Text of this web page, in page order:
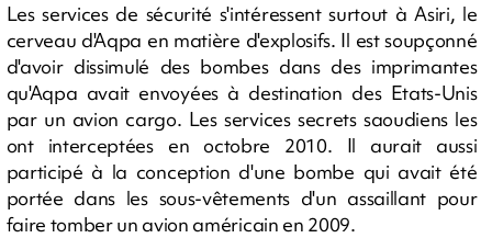
Les services de sécurité s'intéressent surtout à Asiri, le
cerveau d'Aqpa en matière d'explosifs. Il est soupçonné
d'avoir dissimulé des bombes dans des imprimantes
qu'Aqpa avait envoyées à destination des Etats-Unis
par un avion cargo. Les services secrets saoudiens les
ont interceptées en octobre 2010. Il aurait aussi
participé à la conception d'une bombe qui avait été
portée dans les sous-vêtements d'un assaillant pour
faire tomber un avion américain en 2009.